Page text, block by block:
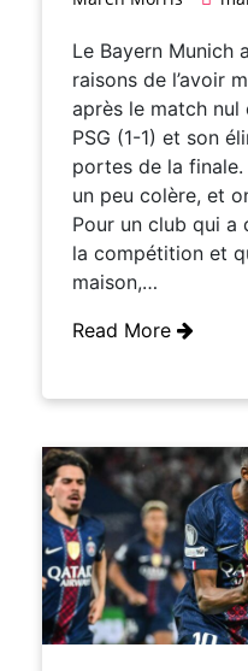
Le Bayern Munich
raisons de l’avoir
après le match nul
PSG (1-1) et son
portes de la
un peu colère, et
Pour un club qui a
la compétition et
maison,…
Read More